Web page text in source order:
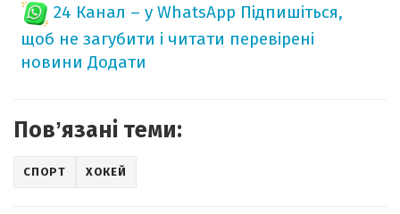
24 Канал – у WhatsApp Підпишіться,
щоб не загубити і читати перевірені
новини Додати
Повʼязані теми:
СПОРТ ХОКЕЙ